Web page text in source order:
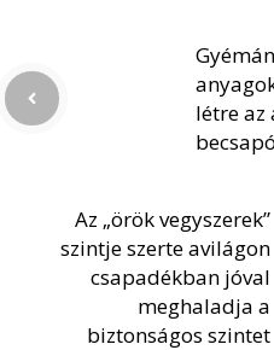
létre az
Az „örök vegyszerek”
szintje szerte avilágon
csapadékban jóval
meghaladja a
biztonságos szintet